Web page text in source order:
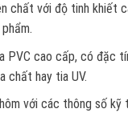
chất với độ tinh khiết
PVC cao cấp, có đặc
chất hay tia UV.
với các thông số